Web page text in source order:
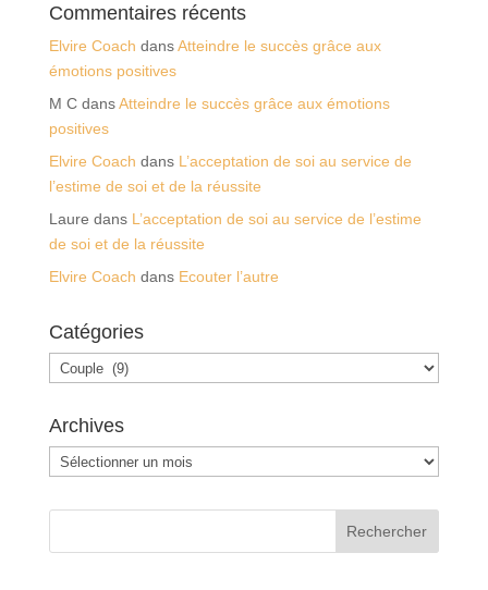
Commentaires récents
Elvire Coach dansAtteindre le succès grâce aux
émotions positives
M CdansAtteindre le succès grâce aux émotions
positives
Elvire Coach dans L’acceptation de soi au service de
l’estime de soi et de la réussite
Laure dans L’acceptation de soi au service de l’estime
de soi et de la réussite
Elvire Coach dans Ecouter l’autre
Catégories
Catégories
Archives
Archives